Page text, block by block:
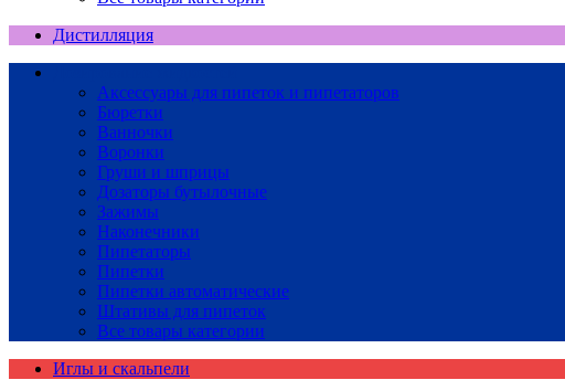
Дистилляция
Аксессуары для пипеток и пипетаторов
Бюретки
Ванночки
Воронки
Груши и шприцы
Дозаторы бутылочные
Зажимы
Наконечники
Пипетаторы
Пипетки
Пипетки автоматические
Штативы для пипеток
Все товары категории
Иглы и скальпели